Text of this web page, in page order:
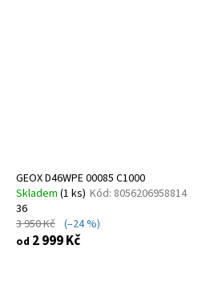
GEOX D46WPE 00085 C1000
Skladem (1 ks) Kód: 8056206958814
36
3 950 Kč (–24 %)
od 2 999 Kč